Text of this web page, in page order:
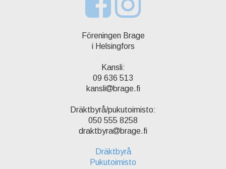
Föreningen Brage
i Helsingfors
Kansli:
09 636 513
kansli
brage.fi
Dräktbyrå/pukutoimisto:
050 555 8258
draktbyra
brage.fi
Dräktbyrå
Pukutoimisto